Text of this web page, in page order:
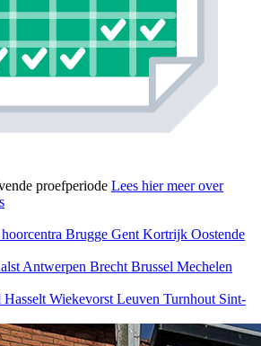
proefperiode Lees hier meer over
Brugge Gent Kortrijk Oostende
Antwerpen Brecht Brussel Mechelen
Hasselt Wiekevorst Leuven Turnhout Sint-